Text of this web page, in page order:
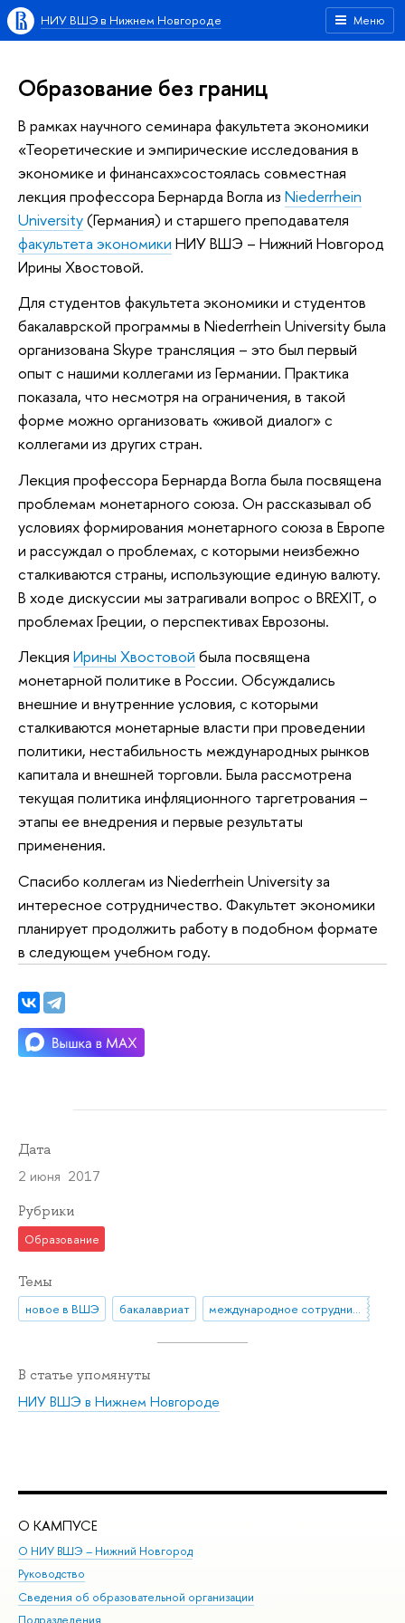
Меню
НИУ ВШЭ в Нижнем Новгороде
Образование без границ
В рамках научного семинара факультета экономики
«Теоретические и эмпирические исследования в
экономике и финансах»состоялась совместная
лекция профессора Бернарда Вогла из Niederrhein
University(Германия) и старшего преподавателя
факультета экономики НИУ ВШЭ – Нижний Новгород
Ирины Хвостовой.
Для студентов факультета экономики и студентов
бакалаврской программы в Niederrhein University была
организована Skype трансляция – это был первый
опыт с нашими коллегами из Германии. Практика
показала, что несмотря на ограничения, в такой
форме можно организовать «живой диалог» с
коллегами из других стран.
Лекция профессора Бернарда Вогла была посвящена
проблемам монетарного союза. Он рассказывал об
условиях формирования монетарного союза в Европе
и рассуждал о проблемах, с которыми неизбежно
сталкиваются страны, использующие единую валюту.
В ходе дискуссии мы затрагивали вопрос о BREXIT, о
проблемах Греции, о перспективах Еврозоны.
Лекция Ирины Хвостовой была посвящена
монетарной политике в России. Обсуждались
внешние и внутренние условия, с которыми
сталкиваются монетарные власти при проведении
политики, нестабильность международных рынков
капитала и внешней торговли. Была рассмотрена
текущая политика инфляционного таргетрования –
этапы ее внедрения и первые результаты
применения.
Спасибо коллегам из Niederrhein University за
интересное сотрудничество. Факультет экономики
планирует продолжить работу в подобном формате
в следующем учебном году.
Дата
2 июня 2017
Рубрики
Образование
Темы
новое в ВШЭ бакалавриат международное сотрудничество
В статье упомянуты
НИУ ВШЭ в Нижнем Новгороде
О КАМПУСЕ
О НИУ ВШЭ – Нижний Новгород
Руководство
Сведения об образовательной организации
Подразделения